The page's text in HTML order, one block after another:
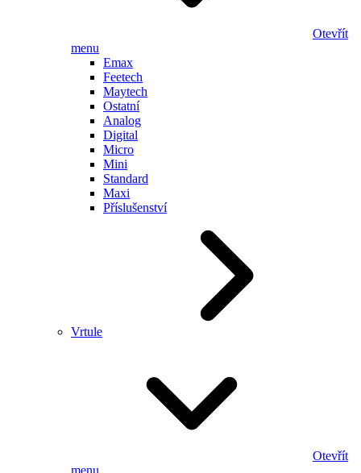
Otevřít
menu
Emax
Feetech
Maytech
Ostatní
Analog
Digital
Micro
Mini
Standard
Maxi
Příslušenství
Vrtule
Otevřít
menu